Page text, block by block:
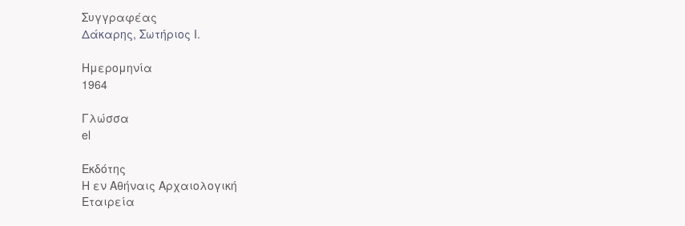
Συγγραφέας
Δάκαρης, Σωτήριος Ι.
Ημερομηνία
1964
Γλώσσα
el
Εκδότης
Η εν Αθήναις Αρχαιολογική
Εταιρεία